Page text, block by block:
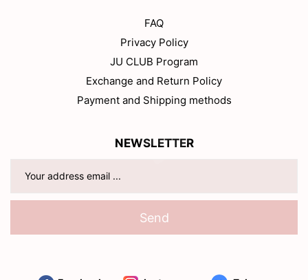
FAQ
Privacy Policy
JU CLUB Program
Exchange and Return Policy
Payment and Shipping methods
NEWSLETTER
Send